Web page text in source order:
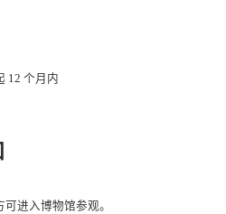
12 个月内
进入博物馆参观。